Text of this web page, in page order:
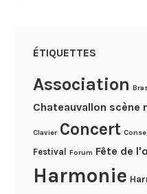
ÉTIQUETTES
Association
Chateauvallon scène
Clavier Concert
Festival Forum Fête de
Harmonie